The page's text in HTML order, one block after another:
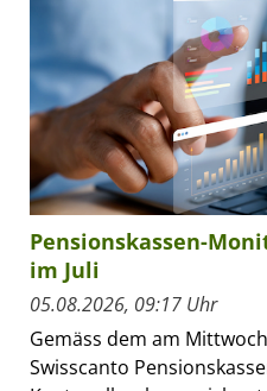
Pensionskassen-
im Juli
05.08.2026, 09:17 Uhr
Gemäss dem am
Swisscanto